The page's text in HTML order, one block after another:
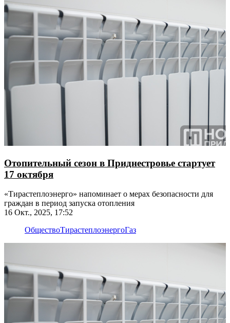
Отопительный сезон в Приднестровье стартует
17 октября
«Тирастеплоэнерго» напоминает о мерах безопасности для
граждан в период запуска отопления
16 Окт., 2025, 17:52
ОбществоТирастеплоэнергоГаз